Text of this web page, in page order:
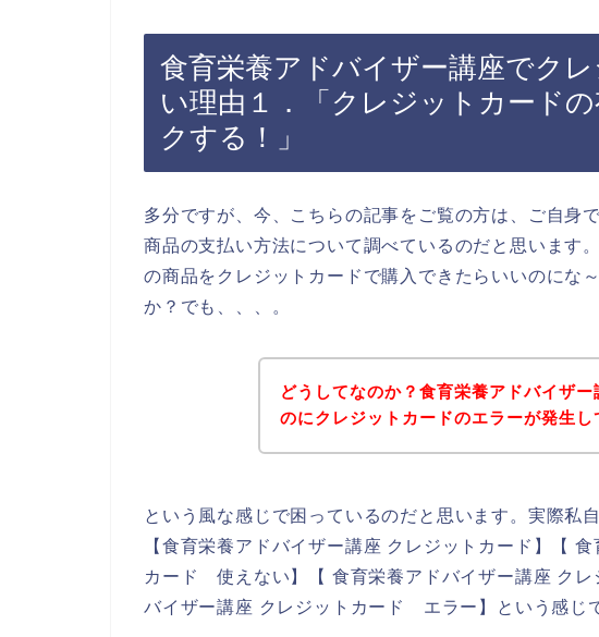
食育栄養アドバイザー講座でク
い理由１．「クレジットカード
クする！」
多分ですが、今、こちらの記事をご覧の方は、ご自身
商品の支払い方法について調べているのだと思います
の商品をクレジットカードで購入できたらいいのにな
か？でも、、、。
どうしてなのか？食育栄養アドバイザ
のにクレジットカードのエラーが発生し
という風な感じで困っているのだと思います。実際私
【食育栄養アドバイザー講座 クレジットカード】【
カード 使えない】【 食育栄養アドバイザー講座 ク
バイザー講座 クレジットカード エラー】という感じ